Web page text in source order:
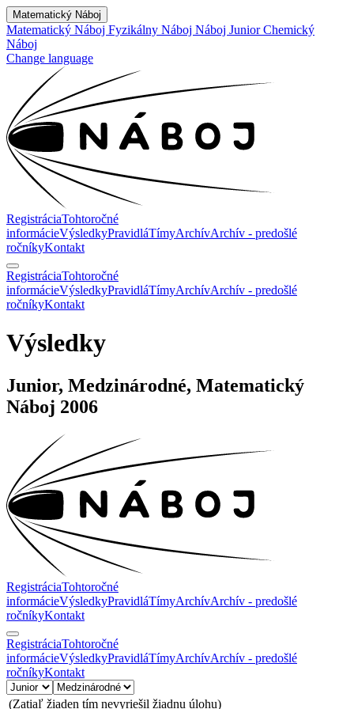
Matematický Náboj
Matematický Náboj Fyzikálny Náboj Náboj JuniorChemický
Náboj
Change language
RegistráciaTohtoročné
informácieVýsledkyPravidláTímyArchívArchív - predošlé
ročníkyKontakt
RegistráciaTohtoročné
informácieVýsledkyPravidláTímyArchívArchív - predošlé
ročníkyKontakt
Výsledky
Junior, Medzinárodné, Matematický
Náboj 2006
RegistráciaTohtoročné
informácieVýsledkyPravidláTímyArchívArchív - predošlé
ročníkyKontakt
RegistráciaTohtoročné
informácieVýsledkyPravidláTímyArchívArchív - predošlé
ročníkyKontakt
(Zatiaľ žiaden tím nevyriešil žiadnu úlohu)